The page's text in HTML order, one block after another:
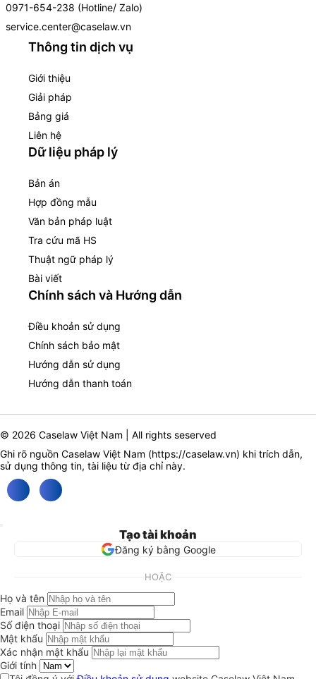
0971-654-238 (Hotline/ Zalo)
service.center@caselaw.vn
Thông tin dịch vụ
Giới thiệu
Giải pháp
Bảng giá
Liên hệ
Dữ liệu pháp lý
Bản án
Hợp đồng mẫu
Văn bản pháp luật
Tra cứu mã HS
Thuật ngữ pháp lý
Bài viết
Chính sách và Hướng dẫn
Điều khoản sử dụng
Chính sách bảo mật
Hướng dẫn sử dụng
Hướng dẫn thanh toán
© 2026 Caselaw Việt Nam | All rights seserved
Ghi rõ nguồn Caselaw Việt Nam (https://caselaw.vn) khi trích dẫn,
sử dụng thông tin, tài liệu từ địa chỉ này.
Tạo tài khoản
Đăng ký bằng Google
HOẶC
Họ và tên
Email
Số điện thoại
Mật khẩu
Xác nhận mật khẩu
Giới tính